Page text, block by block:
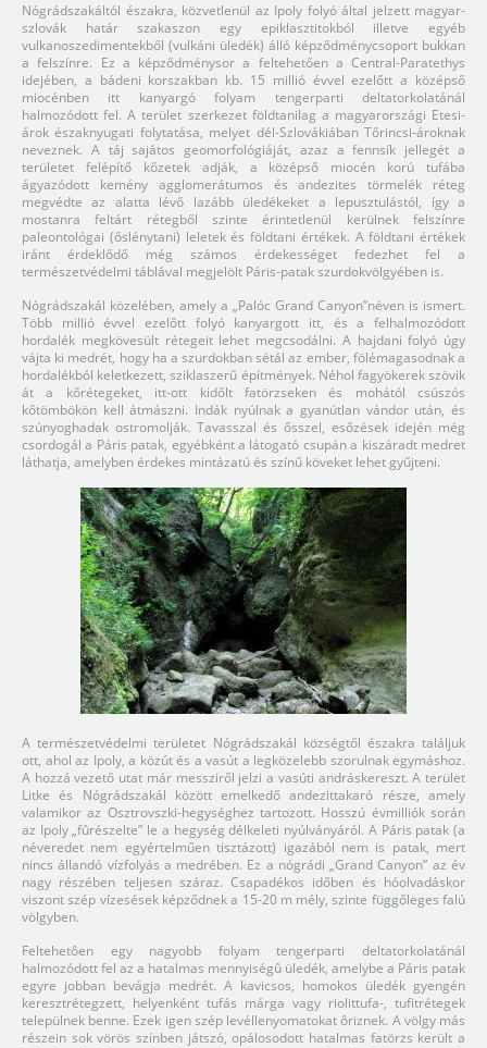
Nógrádszakáltól északra, közvetlenül az Ipoly folyó által jelzett magyar-
szlovák határ szakaszon egy epiklasztitokból illetve egyéb
vulkanoszedimentekből (vulkáni üledék) álló képződménycsoport bukkan
a felszínre. Ez a képződménysor a feltehetően a Central-Paratethys
idejében, a bádeni korszakban kb. 15 millió évvel ezelőtt a középső
miocénben itt kanyargó folyam tengerparti deltatorkolatánál
halmozódott fel. A terület szerkezet földtanilag a magyarországi Etesi-
árok északnyugati folytatása, melyet dél-Szlovákiában Tőrincsi-ároknak
neveznek. A táj sajátos geomorfológiáját, azaz a fennsík jellegét a
területet felépítő kőzetek adják, a középső miocén korú tufába
ágyazódott kemény agglomerátumos és andezites törmelék réteg
megvédte az alatta lévő lazább üledékeket a lepusztulástól, így a
mostanra feltárt rétegből szinte érintetlenül kerülnek felszínre
paleontológai (őslénytani) leletek és földtani értékek. A földtani értékek
iránt érdeklődő még számos érdekességet fedezhet fel a
természetvédelmi táblával megjelölt Páris-patak szurdokvölgyében is.
Nógrádszakál közelében, amely a „Palóc Grand Canyon”néven is ismert.
Több millió évvel ezelőtt folyó kanyargott itt, és a felhalmozódott
hordalék megkövesült rétegeit lehet megcsodálni. A hajdani folyó úgy
vájta ki medrét, hogy ha a szurdokban sétál az ember, fölémagasodnak a
hordalékból keletkezett, sziklaszerű építmények. Néhol fagyökerek szövik
át a kőrétegeket, itt-ott kidőlt fatörzseken és mohától csúszós
kőtömbökön kell átmászni. Indák nyúlnak a gyanútlan vándor után, és
szúnyoghadak ostromolják. Tavasszal és ősszel, esőzések idején még
csordogál a Páris patak, egyébként a látogató csupán a kiszáradt medret
láthatja, amelyben érdekes mintázatú és színű köveket lehet gyűjteni.
A természetvédelmi területet Nógrádszakál községtől északra találjuk
ott, ahol az Ipoly, a közút és a vasút a legközelebb szorulnak egymáshoz.
A hozzá vezető utat már messziről jelzi a vasúti andráskereszt. A terület
Litke és Nógrádszakál között emelkedő andezittakaró része, amely
valamikor az Osztrovszki-hegységhez tartozott. Hosszú évmilliók során
az Ipoly „fûrészelte” le a hegység délkeleti nyúlványáról. A Páris patak (a
néveredet nem egyértelműen tisztázott) igazából nem is patak, mert
nincs állandó vízfolyás a medrében. Ez a nógrádi „Grand Canyon” az év
nagy részében teljesen száraz. Csapadékos időben és hóolvadáskor
viszont szép vízesések képződnek a 15-20 m mély, szinte függőleges falú
völgyben.
Feltehetôen egy nagyobb folyam tengerparti deltatorkolatánál
halmozódott fel az a hatalmas mennyiségû üledék, amelybe a Páris patak
egyre jobban bevágja medrét. A kavicsos, homokos üledék gyengén
keresztrétegzett, helyenként tufás márga vagy riolittufa-, tufitrétegek
települnek benne. Ezek igen szép levéllenyomatokat ôriznek. A völgy más
részein sok vörös színben játszó, opálosodott hatalmas fatörzs került a